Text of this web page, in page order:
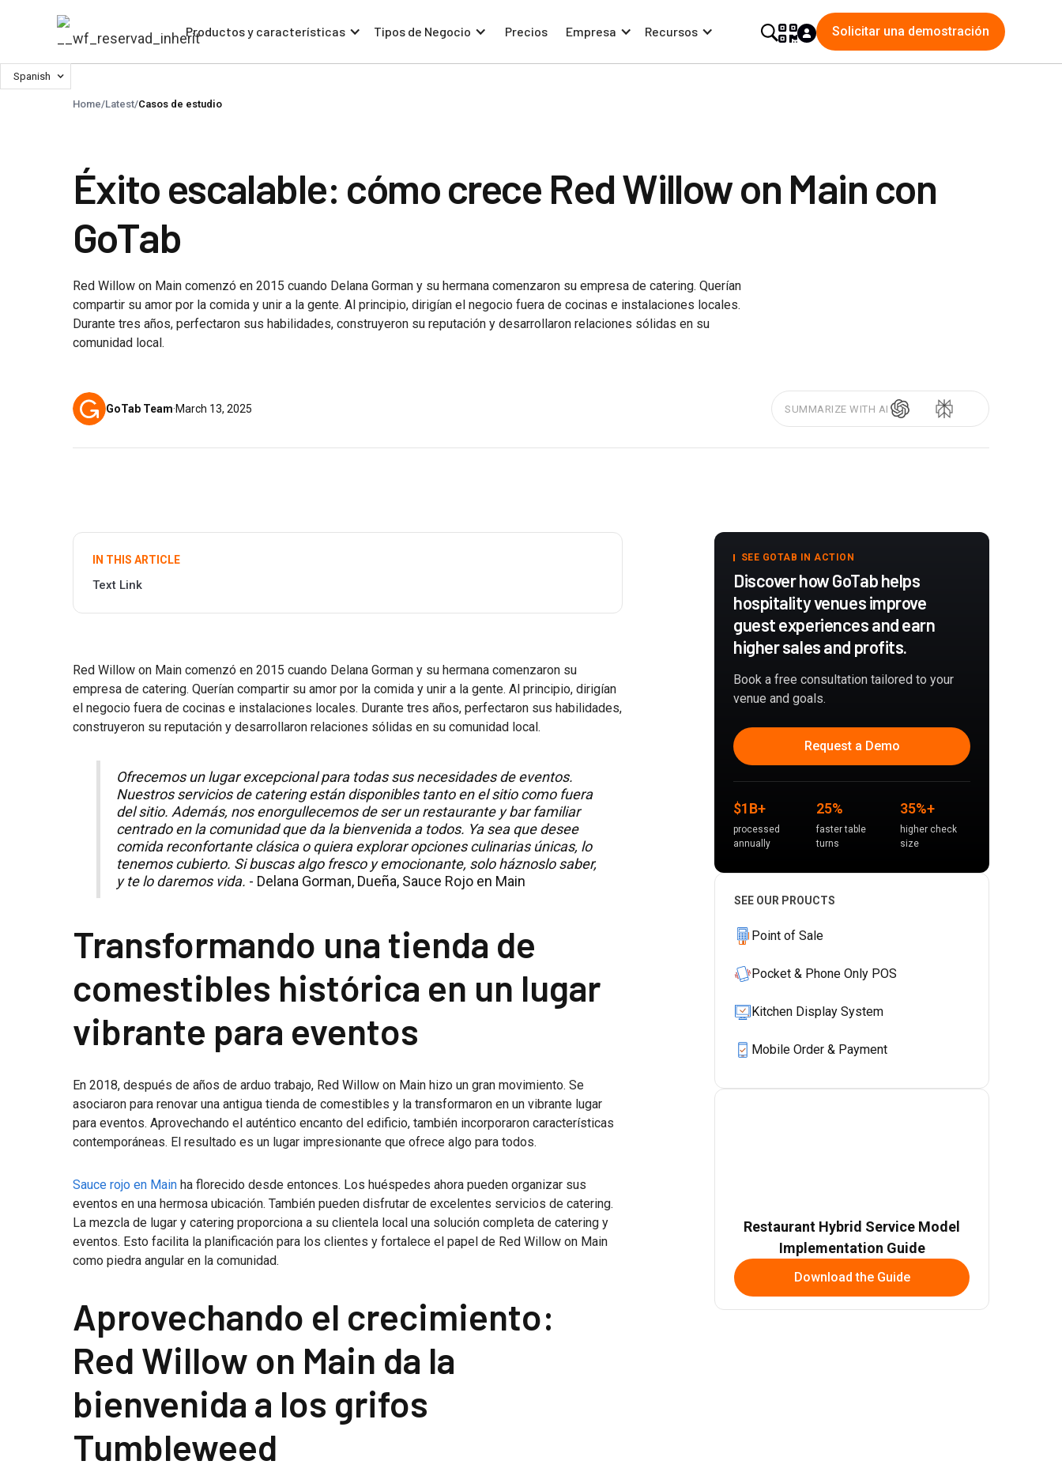
Productos y características Tipos de Negocio Precios Empresa Recursos Solicitar una demostración
Spanish
Home/Latest/Casos de estudio
Éxito escalable: cómo crece Red Willow on Main con
GoTab
Red Willow on Main comenzó en 2015 cuando Delana Gorman y su hermana comenzaron su empresa de catering. Querían
compartir su amor por la comida y unir a la gente. Al principio, dirigían el negocio fuera de cocinas e instalaciones locales.
Durante tres años, perfectaron sus habilidades, construyeron su reputación y desarrollaron relaciones sólidas en su
comunidad local.
GoTab Team·March 13, 2025 SUMMARIZE WITH AI
IN THIS ARTICLE
Text Link
Red Willow on Main comenzó en 2015 cuando Delana Gorman y su hermana comenzaron su
empresa de catering. Querían compartir su amor por la comida y unir a la gente. Al principio, dirigían
el negocio fuera de cocinas e instalaciones locales. Durante tres años, perfectaron sus habilidades,
construyeron su reputación y desarrollaron relaciones sólidas en su comunidad local.
Ofrecemos un lugar excepcional para todas sus necesidades de eventos.
Nuestros servicios de catering están disponibles tanto en el sitio como fuera
del sitio. Además, nos enorgullecemos de ser un restaurante y bar familiar
centrado en la comunidad que da la bienvenida a todos. Ya sea que desee
comida reconfortante clásica o quiera explorar opciones culinarias únicas, lo
tenemos cubierto. Si buscas algo fresco y emocionante, solo háznoslo saber,
y te lo daremos vida. - Delana Gorman, Dueña, Sauce Rojo en Main
Transformando una tienda de
comestibles histórica en un lugar
vibrante para eventos
En 2018, después de años de arduo trabajo, Red Willow on Main hizo un gran movimiento. Se
asociaron para renovar una antigua tienda de comestibles y la transformaron en un vibrante lugar
para eventos. Aprovechando el auténtico encanto del edificio, también incorporaron características
contemporáneas. El resultado es un lugar impresionante que ofrece algo para todos.
Sauce rojo en Main ha florecido desde entonces. Los huéspedes ahora pueden organizar sus
eventos en una hermosa ubicación. También pueden disfrutar de excelentes servicios de catering.
La mezcla de lugar y catering proporciona a su clientela local una solución completa de catering y
eventos. Esto facilita la planificación para los clientes y fortalece el papel de Red Willow on Main
como piedra angular en la comunidad.
Aprovechando el crecimiento:
Red Willow on Main da la
bienvenida a los grifos
Tumbleweed
SEE GOTAB IN ACTION
Discover how GoTab helps
hospitality venues improve
guest experiences and earn
higher sales and profits.
Book a free consultation tailored to your
venue and goals.
Request a Demo
$1B+
processed
annually
25%
faster table
turns
35%+
higher check
size
SEE OUR PROUCTS
Point of Sale
Pocket & Phone Only POS
Kitchen Display System
Mobile Order & Payment
Restaurant Hybrid Service Model
Implementation Guide
Download the Guide